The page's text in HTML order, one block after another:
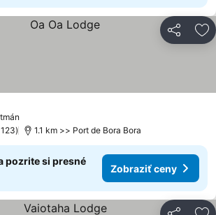
Zdieľať
1.1 km >> Port de Bora Bora
pozrite si presné
Zobraziť ceny